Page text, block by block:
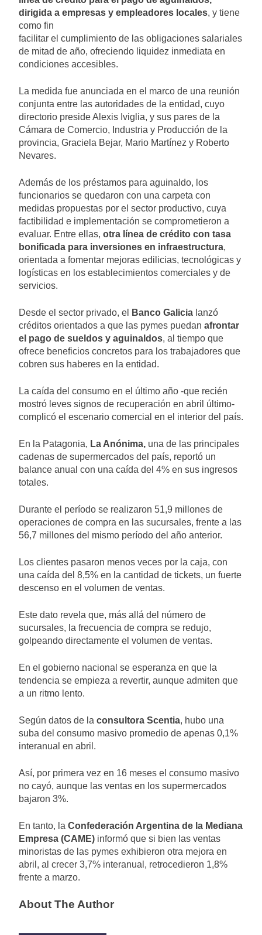
dirigida a empresas y empleadores locales, y tiene
como fin
facilitar el cumplimiento de las obligaciones salariales
de mitad de año, ofreciendo liquidez inmediata en
condiciones accesibles.
La medida fue anunciada en el marco de una reunión
conjunta entre las autoridades de la entidad, cuyo
directorio preside Alexis Iviglia, y sus pares de la
Cámara de Comercio, Industria y Producción de la
provincia, Graciela Bejar, Mario Martínez y Roberto
Nevares.
Además de los préstamos para aguinaldo, los
funcionarios se quedaron con una carpeta con
medidas propuestas por el sector productivo, cuya
factibilidad e implementación se comprometieron a
evaluar. Entre ellas, otra línea de crédito con tasa
bonificada para inversiones en infraestructura,
orientada a fomentar mejoras edilicias, tecnológicas y
logísticas en los establecimientos comerciales y de
servicios.
Desde el sector privado, el Banco Galicia lanzó
créditos orientados a que las pymes puedan afrontar
el pago de sueldos y aguinaldos, al tiempo que
ofrece beneficios concretos para los trabajadores que
cobren sus haberes en la entidad.
La caída del consumo en el último año -que recién
mostró leves signos de recuperación en abril último-
complicó el escenario comercial en el interior del país.
En la Patagonia, La Anónima, una de las principales
cadenas de supermercados del país, reportó un
balance anual con una caída del 4% en sus ingresos
totales.
Durante el período se realizaron 51,9 millones de
operaciones de compra en las sucursales, frente a las
56,7 millones del mismo período del año anterior.
Los clientes pasaron menos veces por la caja, con
una caída del 8,5% en la cantidad de tickets, un fuerte
descenso en el volumen de ventas.
Este dato revela que, más allá del número de
sucursales, la frecuencia de compra se redujo,
golpeando directamente el volumen de ventas.
En el gobierno nacional se esperanza en que la
tendencia se empieza a revertir, aunque admiten que
a un ritmo lento.
Según datos de la consultora Scentia, hubo una
suba del consumo masivo promedio de apenas 0,1%
interanual en abril.
Así, por primera vez en 16 meses el consumo masivo
no cayó, aunque las ventas en los supermercados
bajaron 3%.
En tanto, la Confederación Argentina de la Mediana
Empresa (CAME) informó que si bien las ventas
minoristas de las pymes exhibieron otra mejora en
abril, al crecer 3,7% interanual, retrocedieron 1,8%
frente a marzo.
About The Author